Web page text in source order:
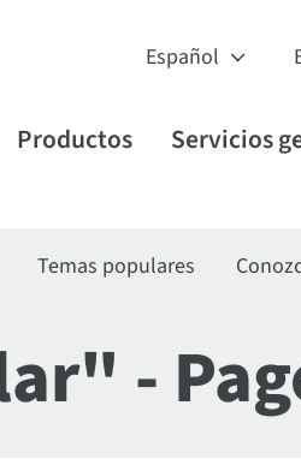
Productos Servicios
Temas populares
-